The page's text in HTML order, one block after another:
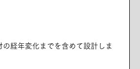
経年変化までを含めて設計しま